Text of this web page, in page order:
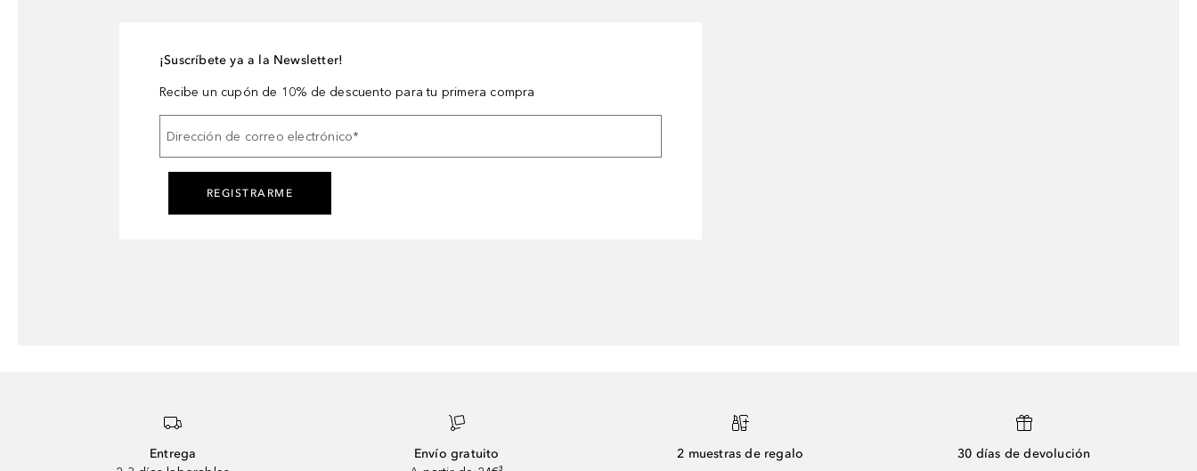
¡Suscríbete ya a la Newsletter!
Recibe un cupón de 10% de descuento para tu primera compra
Dirección de correo electrónico*
REGISTRARME
Entrega
Envío gratuito
2 muestras de regalo 30 días de devolución